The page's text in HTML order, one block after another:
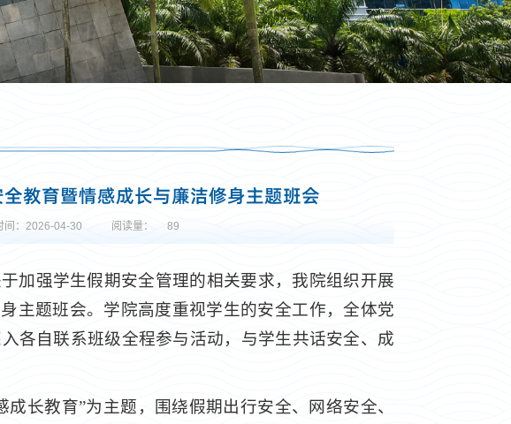
教育暨情感成长与廉洁修身主题班会
间：2026-04-30 阅读量： 89
加强学生假期安全管理的相关要求，我院组织开展
主题班会。学院高度重视学生的安全工作，全体党
各自联系班级全程参与活动，与学生共话安全、成
长教育”为主题，围绕假期出行安全、网络安全、